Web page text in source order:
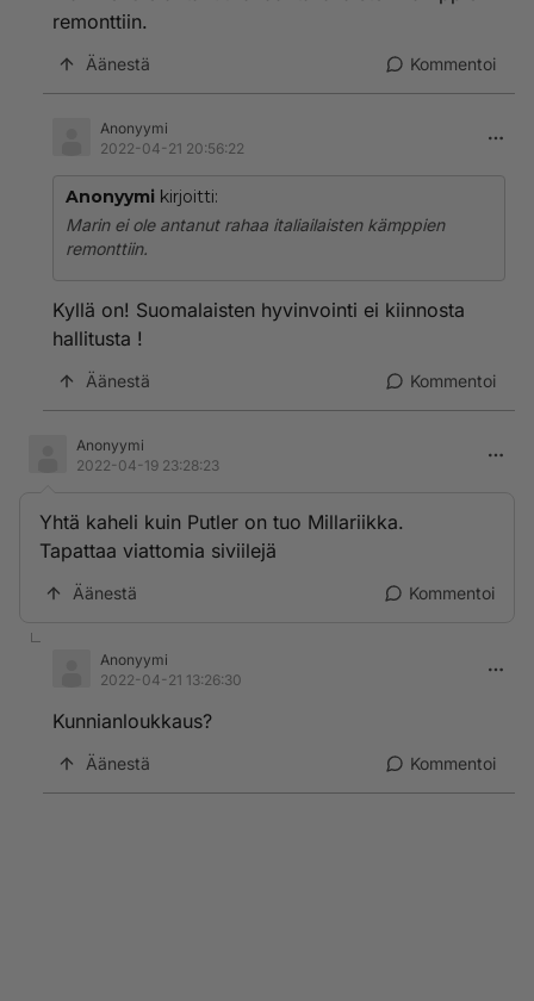
remonttiin.
Äänestä Kommentoi
Anonyymi
2022-04-21 20:56:22
Anonyymi kirjoitti:
Marin ei ole antanut rahaa italiailaisten kämppien
remonttiin.
Kyllä on! Suomalaisten hyvinvointi ei kiinnosta
hallitusta !
Äänestä Kommentoi
Anonyymi
2022-04-19 23:28:23
Yhtä kaheli kuin Putler on tuo Millariikka.
Tapattaa viattomia siviilejä
Äänestä Kommentoi
Anonyymi
2022-04-21 13:26:30
Kunnianloukkaus?
Äänestä Kommentoi